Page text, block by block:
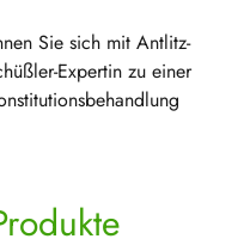
Sie sich mit Antlitz-
Expertin zu einer